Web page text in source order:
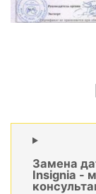
Замена
Insignia -